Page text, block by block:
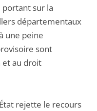
sur la
départementaux
une peine
sont
au droit
rejette le recours